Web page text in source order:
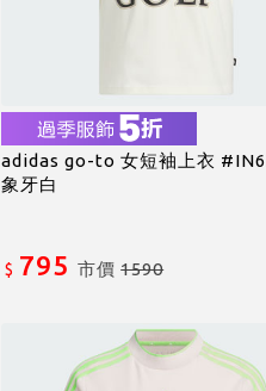
adidas go-to 女短袖上衣
象牙白
$ 795 市價1590